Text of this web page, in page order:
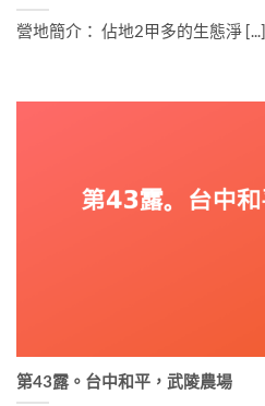
營地簡介： 佔地2甲多的生態淨 [...]
第43露。台中和平，武陵農場